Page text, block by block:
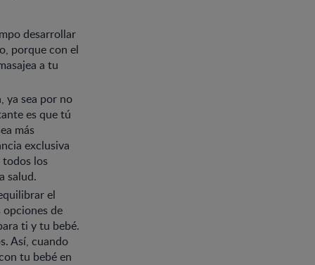
desarrollar
porque con el
a tu
ya sea por no
es que tú
más
exclusiva
todos los
salud.
el
de
ti y tu bebé.
Así, cuando
tu bebé en